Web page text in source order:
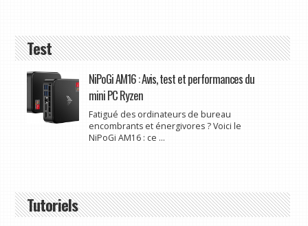
Test
NiPoGi AM16 : Avis, test et performances du
mini PC Ryzen
Fatigué des ordinateurs de bureau
encombrants et énergivores ? Voici le
NiPoGi AM16 : ce ...
Tutoriels